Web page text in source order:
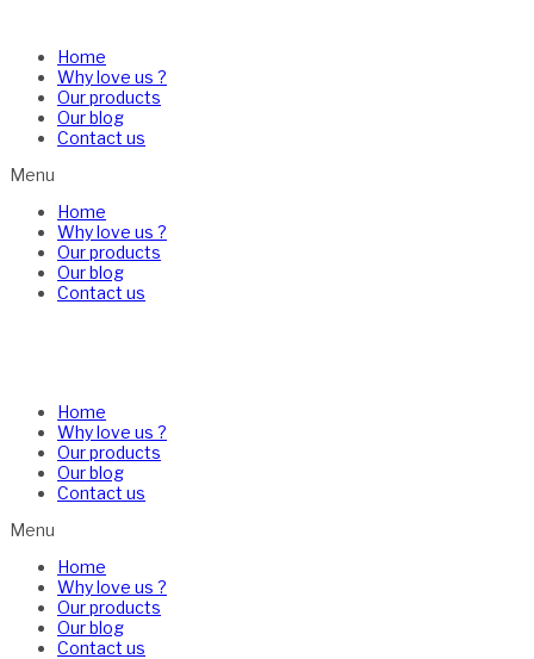
Home
Why love us ?
Our products
Our blog
Contact us
Menu
Home
Why love us ?
Our products
Our blog
Contact us
Home
Why love us ?
Our products
Our blog
Contact us
Menu
Home
Why love us ?
Our products
Our blog
Contact us